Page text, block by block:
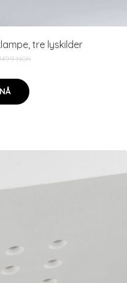
tre lyskilder
NOK